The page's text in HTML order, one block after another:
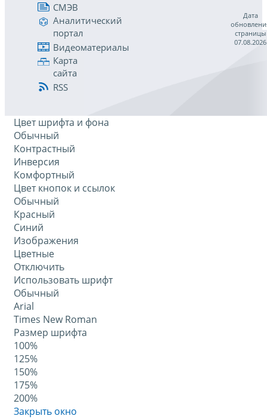
СМЭВ
Аналитический
портал
Видеоматериалы
Карта
сайта
RSS
Дата
страницы
07.08.2026
Цвет шрифта и фона
Обычный
Контрастный
Инверсия
Комфортный
Цвет кнопок и ссылок
Обычный
Красный
Синий
Изображения
Цветные
Отключить
Использовать шрифт
Обычный
Arial
Times New Roman
Размер шрифта
100%
125%
150%
175%
200%
Закрыть окно